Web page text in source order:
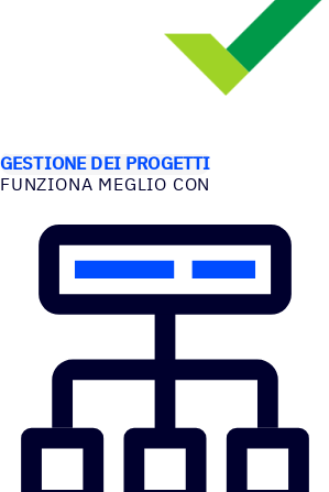
GESTIONE DEI PROGETTI
FUNZIONA MEGLIO CON